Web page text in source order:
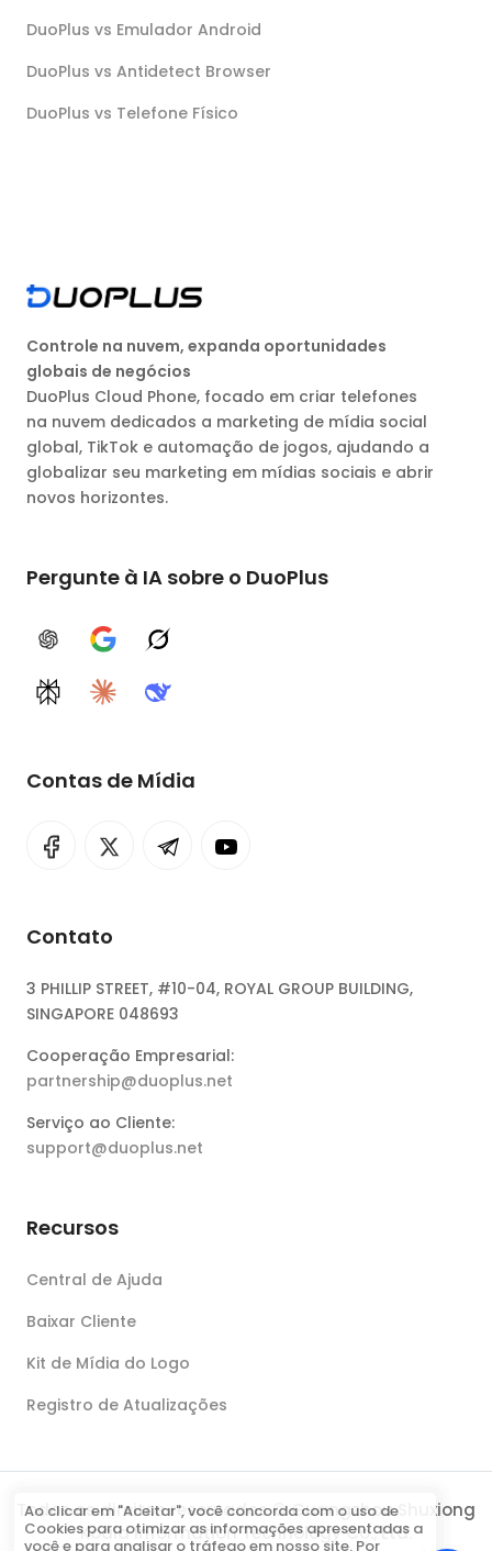
DuoPlus vs Emulador Android
DuoPlus vs Antidetect Browser
DuoPlus vs Telefone Físico
Controle na nuvem, expanda oportunidades
globais de negócios
DuoPlus Cloud Phone, focado em criar telefones
na nuvem dedicados a marketing de mídia social
global, TikTok e automação de jogos, ajudando a
globalizar seu marketing em mídias sociais e abrir
novos horizontes.
Pergunte à IA sobre o DuoPlus
ChatGPTGoogle AIGrok
PerplexityClaudeDeepSeek
Contas de Mídia
Contato
3 PHILLIP STREET, #10-04, ROYAL GROUP BUILDING,
SINGAPORE 048693
Cooperação Empresarial:
partnership@duoplus.net
Serviço ao Cliente:
support@duoplus.net
Recursos
Central de Ajuda
Baixar Cliente
Kit de Mídia do Logo
Registro de Atualizações
Todos os direitos reservados © Guangzhou Shuxiong
Koala Information Technology Co., Ltd.
Ao clicar em "Aceitar", você concorda com o uso de
Cookies para otimizar as informações apresentadas a
você e para analisar o tráfego em nosso site. Por